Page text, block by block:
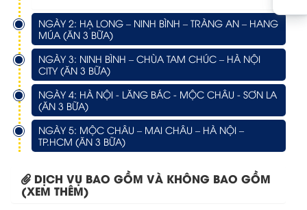
NGÀY 2: HẠ LONG – NINH BÌNH – TRÀNG AN – HANG
MÚA (ĂN 3 BỮA)
NGÀY 3: NINH BÌNH – CHÙA TAM CHÚC – HÀ NỘI
CITY (ĂN 3 BỮA)
NGÀY 4: HÀ NỘI - LĂNG BÁC - MỘC CHÂU - SƠN LA
(ĂN 3 BỮA)
NGÀY 5: MỘC CHÂU – MAI CHÂU – HÀ NỘI –
TP.HCM (ĂN 3 BỮA)
DỊCH VỤ BAO GỒM VÀ KHÔNG BAO GỒM
(XEM THÊM)